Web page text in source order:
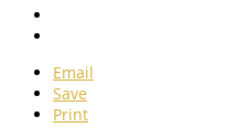
Email
Save
Print